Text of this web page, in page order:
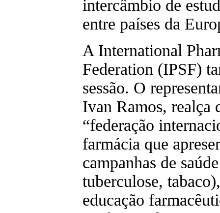
intercâmbio de
entre países da
A International
Federation (IPSF)
sessão. O
Ivan Ramos, realça
“federação
farmácia que
campanhas de
tuberculose,
educação